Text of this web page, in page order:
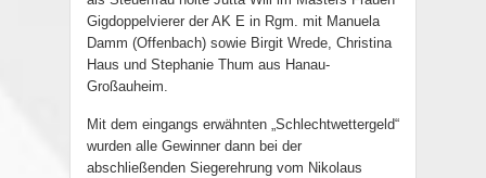
Gigdoppelvierer der AK E in Rgm. mit Manuela
Damm (Offenbach) sowie Birgit Wrede, Christina
Haus und Stephanie Thum aus Hanau-
Großauheim.
Mit dem eingangs erwähnten „Schlechtwettergeld“
wurden alle Gewinner dann bei der
abschließenden Siegerehrung vom Nikolaus